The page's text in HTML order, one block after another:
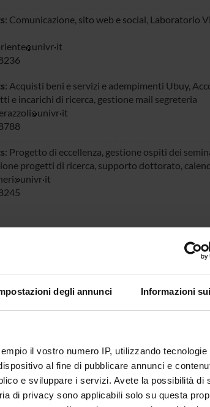
degli annunci Informazioni
il vostro numero IP, utilizzando tecnologie
al fine di pubblicare annunci e
e sviluppare i servizi. Avete la possibilità di
di privacy sono applicabili solo su questa
: Comunicazione, sito web e social, Laboratorio
univr it
: Acquisti beni e servizi e adempimenti Ubuy,
e incarichi di ricerca, gestione mail segreteria
univr it
: Progetto di eccellenza, gestione ospiti dei
progetti di ricerca, supporto dottorato,
univr it